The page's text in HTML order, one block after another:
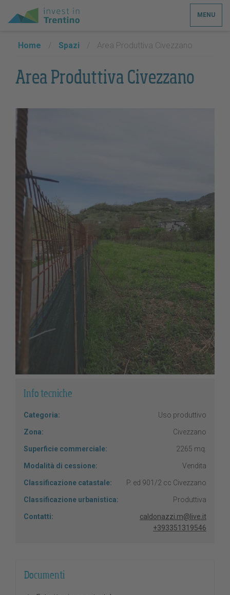
MENU
Home / Spazi / Area Produttiva Civezzano
Area Produttiva Civezzano
Info tecniche
Categoria: Uso produttivo
Zona: Civezzano
Superficie commerciale: 2265 mq.
Modalità di cessione: Vendita
Classificazione catastale: P. ed 901/2 cc Civezzano
Classificazione urbanistica: Produttiva
Contatti:
caldonazzi.m@live.it
+393351319546
Documenti